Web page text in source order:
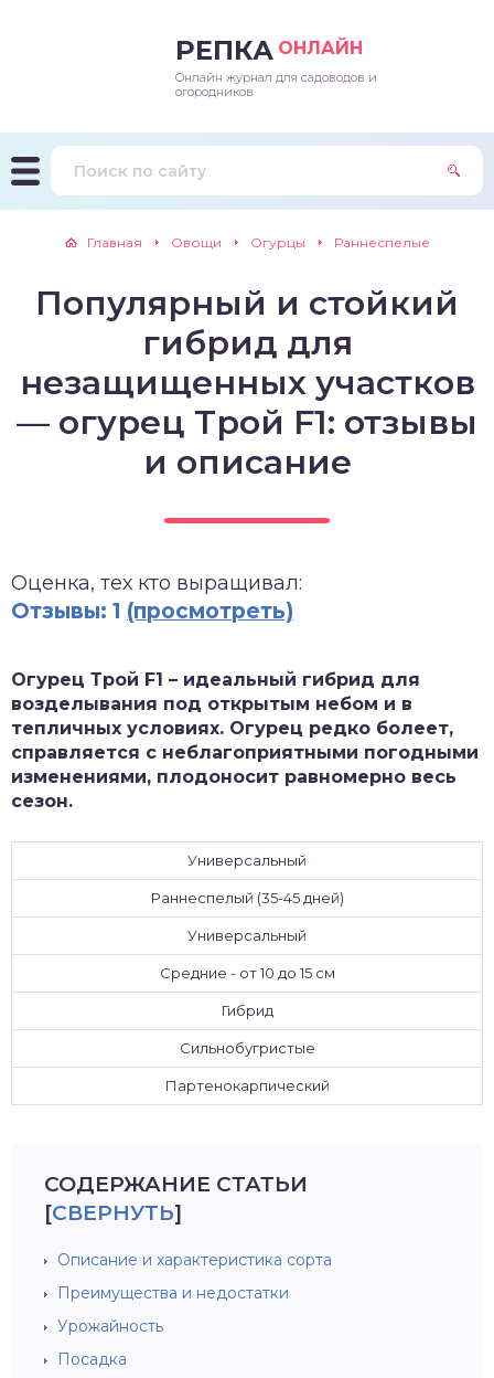
РЕПКА ОНЛАЙН
Онлайн журнал для садоводов и
огородников
Главная Овощи Огурцы Раннеспелые
Популярный и стойкий
гибрид для
незащищенных участков
— огурец Трой F1: отзывы
и описание
Оценка, тех кто выращивал:
Отзывы: 1 (просмотреть)
Огурец Трой F1 – идеальный гибрид для
возделывания под открытым небом и в
тепличных условиях. Огурец редко болеет,
справляется с неблагоприятными погодными
изменениями, плодоносит равномерно весь
сезон.
Универсальный
Раннеспелый (35-45 дней)
Универсальный
Средние - от 10 до 15 см
Гибрид
Сильнобугристые
Партенокарпический
СОДЕРЖАНИЕ СТАТЬИ
[СВЕРНУТЬ]
Описание и характеристика сорта
Преимущества и недостатки
Урожайность
Посадка
и подкормки